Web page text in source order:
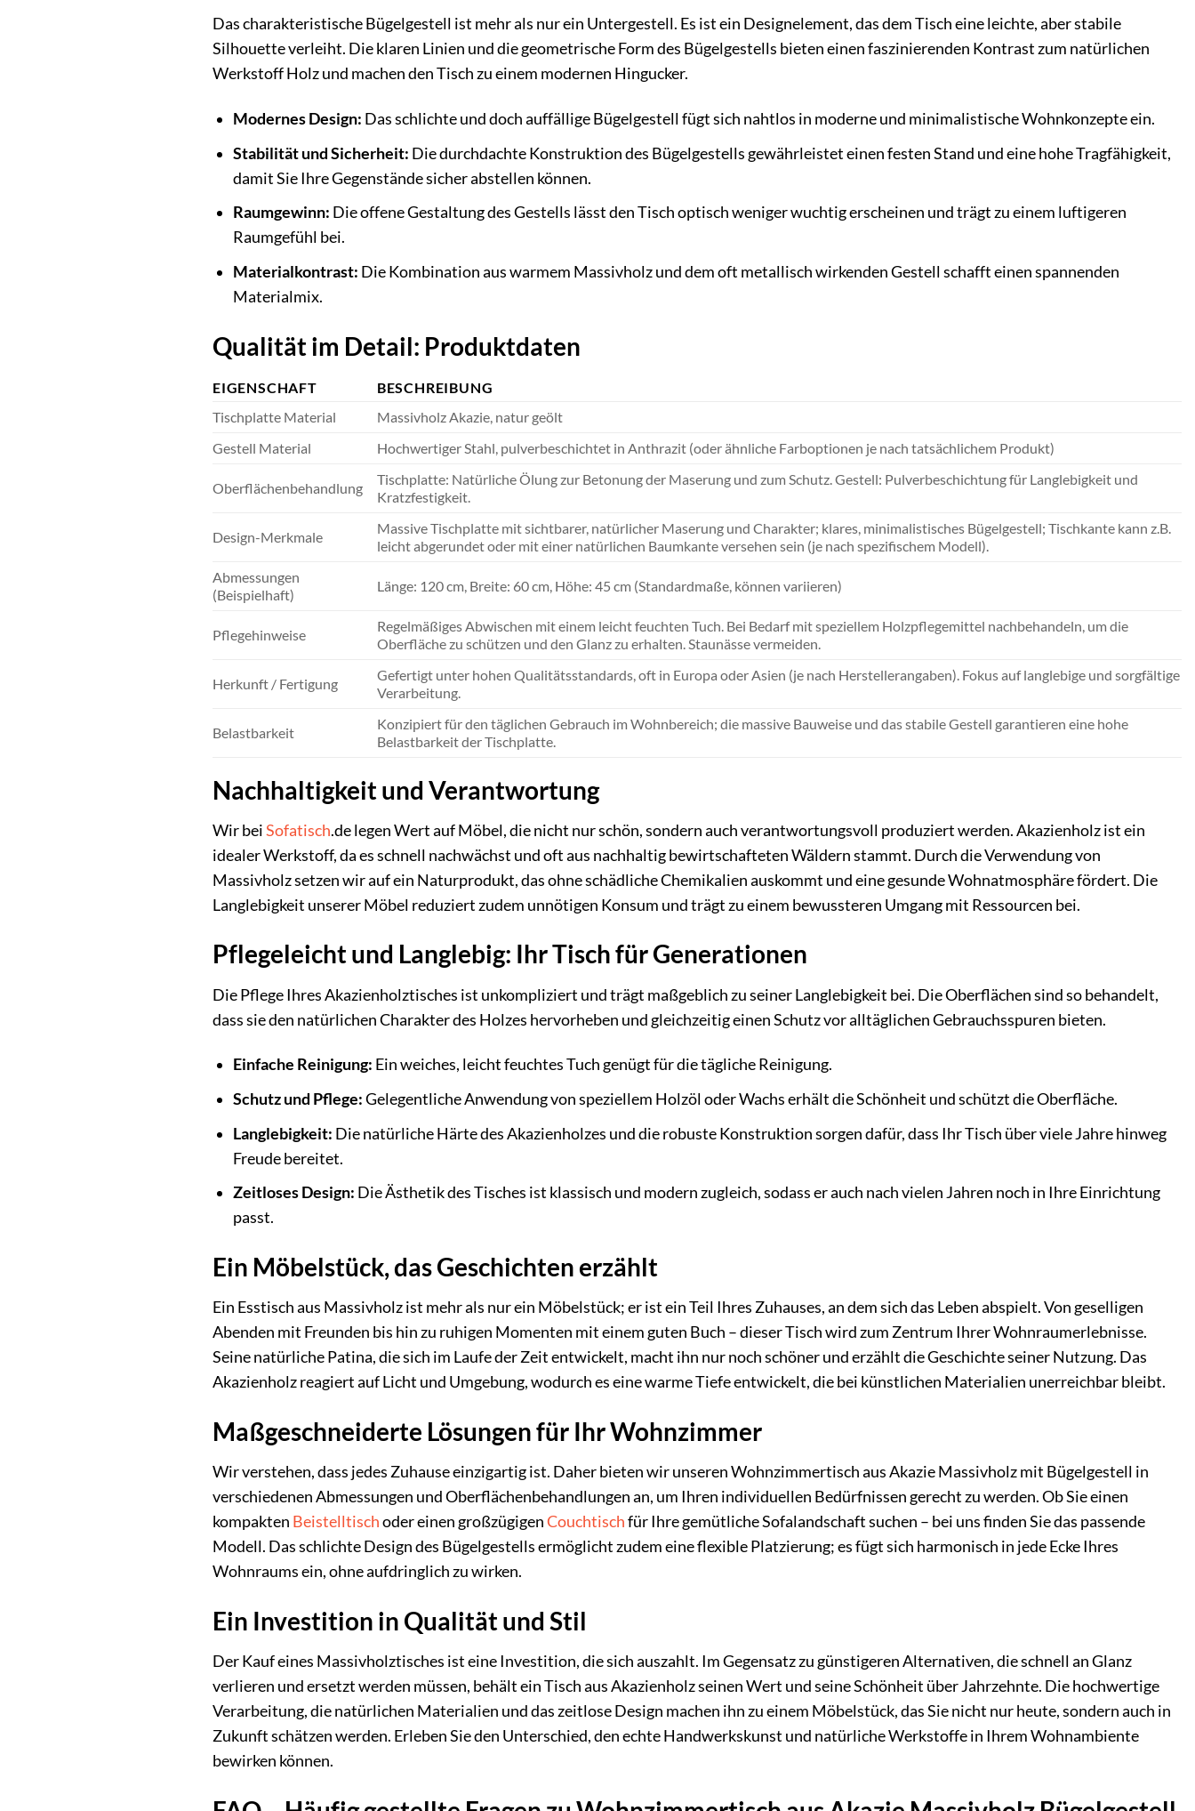
Das charakteristische Bügelgestell ist mehr als nur ein Untergestell. Es ist ein Designelement, das dem Tisch eine leichte, aber stabile
Silhouette verleiht. Die klaren Linien und die geometrische Form des Bügelgestells bieten einen faszinierenden Kontrast zum natürlichen
Werkstoff Holz und machen den Tisch zu einem modernen Hingucker.
Modernes Design: Das schlichte und doch auffällige Bügelgestell fügt sich nahtlos in moderne und minimalistische Wohnkonzepte ein.
Stabilität und Sicherheit: Die durchdachte Konstruktion des Bügelgestells gewährleistet einen festen Stand und eine hohe Tragfähigkeit,
damit Sie Ihre Gegenstände sicher abstellen können.
Raumgewinn: Die offene Gestaltung des Gestells lässt den Tisch optisch weniger wuchtig erscheinen und trägt zu einem luftigeren
Raumgefühl bei.
Materialkontrast: Die Kombination aus warmem Massivholz und dem oft metallisch wirkenden Gestell schafft einen spannenden
Materialmix.
Qualität im Detail: Produktdaten
EIGENSCHAFT
BESCHREIBUNG
Tischplatte Material
Massivholz Akazie, natur geölt
Gestell Material
Hochwertiger Stahl, pulverbeschichtet in Anthrazit (oder ähnliche Farboptionen je nach tatsächlichem Produkt)
Oberflächenbehandlung
Tischplatte: Natürliche Ölung zur Betonung der Maserung und zum Schutz. Gestell: Pulverbeschichtung für Langlebigkeit und
Kratzfestigkeit.
Design-Merkmale
Massive Tischplatte mit sichtbarer, natürlicher Maserung und Charakter; klares, minimalistisches Bügelgestell; Tischkante kann z.B.
leicht abgerundet oder mit einer natürlichen Baumkante versehen sein (je nach spezifischem Modell).
Abmessungen
(Beispielhaft)
Länge: 120 cm, Breite: 60 cm, Höhe: 45 cm (Standardmaße, können variieren)
Pflegehinweise
Regelmäßiges Abwischen mit einem leicht feuchten Tuch. Bei Bedarf mit speziellem Holzpflegemittel nachbehandeln, um die
Oberfläche zu schützen und den Glanz zu erhalten. Staunässe vermeiden.
Herkunft / Fertigung
Gefertigt unter hohen Qualitätsstandards, oft in Europa oder Asien (je nach Herstellerangaben). Fokus auf langlebige und sorgfältige
Verarbeitung.
Belastbarkeit
Konzipiert für den täglichen Gebrauch im Wohnbereich; die massive Bauweise und das stabile Gestell garantieren eine hohe
Belastbarkeit der Tischplatte.
Nachhaltigkeit und Verantwortung
Wir beiSofatisch.de legen Wert auf Möbel, die nicht nur schön, sondern auch verantwortungsvoll produziert werden. Akazienholz ist ein
idealer Werkstoff, da es schnell nachwächst und oft aus nachhaltig bewirtschafteten Wäldern stammt. Durch die Verwendung von
Massivholz setzen wir auf ein Naturprodukt, das ohne schädliche Chemikalien auskommt und eine gesunde Wohnatmosphäre fördert. Die
Langlebigkeit unserer Möbel reduziert zudem unnötigen Konsum und trägt zu einem bewussteren Umgang mit Ressourcen bei.
Pflegeleicht und Langlebig: Ihr Tisch für Generationen
Die Pflege Ihres Akazienholztisches ist unkompliziert und trägt maßgeblich zu seiner Langlebigkeit bei. Die Oberflächen sind so behandelt,
dass sie den natürlichen Charakter des Holzes hervorheben und gleichzeitig einen Schutz vor alltäglichen Gebrauchsspuren bieten.
Einfache Reinigung: Ein weiches, leicht feuchtes Tuch genügt für die tägliche Reinigung.
Schutz und Pflege:Gelegentliche Anwendung von speziellem Holzöl oder Wachs erhält die Schönheit und schützt die Oberfläche.
Langlebigkeit: Die natürliche Härte des Akazienholzes und die robuste Konstruktion sorgen dafür, dass Ihr Tisch über viele Jahre hinweg
Freude bereitet.
Zeitloses Design: Die Ästhetik des Tisches ist klassisch und modern zugleich, sodass er auch nach vielen Jahren noch in Ihre Einrichtung
passt.
Ein Möbelstück, das Geschichten erzählt
Ein Esstisch aus Massivholz ist mehr als nur ein Möbelstück; er ist ein Teil Ihres Zuhauses, an dem sich das Leben abspielt. Von geselligen
Abenden mit Freunden bis hin zu ruhigen Momenten mit einem guten Buch – dieser Tisch wird zum Zentrum Ihrer Wohnraumerlebnisse.
Seine natürliche Patina, die sich im Laufe der Zeit entwickelt, macht ihn nur noch schöner und erzählt die Geschichte seiner Nutzung. Das
Akazienholz reagiert auf Licht und Umgebung, wodurch es eine warme Tiefe entwickelt, die bei künstlichen Materialien unerreichbar bleibt.
Maßgeschneiderte Lösungen für Ihr Wohnzimmer
Wir verstehen, dass jedes Zuhause einzigartig ist. Daher bieten wir unseren Wohnzimmertisch aus Akazie Massivholz mit Bügelgestell in
verschiedenen Abmessungen und Oberflächenbehandlungen an, um Ihren individuellen Bedürfnissen gerecht zu werden. Ob Sie einen
kompakten Beistelltischoder einen großzügigenCouchtischfür Ihre gemütliche Sofalandschaft suchen – bei uns finden Sie das passende
Modell. Das schlichte Design des Bügelgestells ermöglicht zudem eine flexible Platzierung; es fügt sich harmonisch in jede Ecke Ihres
Wohnraums ein, ohne aufdringlich zu wirken.
Ein Investition in Qualität und Stil
Der Kauf eines Massivholztisches ist eine Investition, die sich auszahlt. Im Gegensatz zu günstigeren Alternativen, die schnell an Glanz
verlieren und ersetzt werden müssen, behält ein Tisch aus Akazienholz seinen Wert und seine Schönheit über Jahrzehnte. Die hochwertige
Verarbeitung, die natürlichen Materialien und das zeitlose Design machen ihn zu einem Möbelstück, das Sie nicht nur heute, sondern auch in
Zukunft schätzen werden. Erleben Sie den Unterschied, den echte Handwerkskunst und natürliche Werkstoffe in Ihrem Wohnambiente
bewirken können.